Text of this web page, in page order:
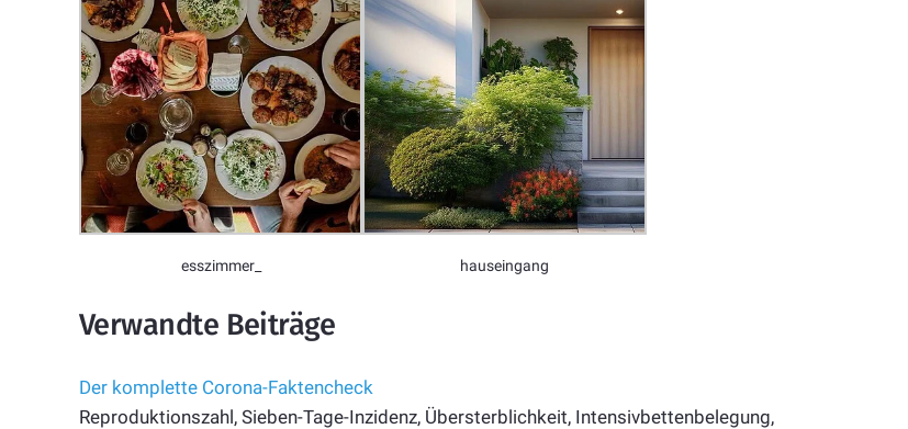
esszimmer_ hauseingang
Verwandte Beiträge
Der komplette Corona-Faktencheck
Reproduktionszahl, Sieben-Tage-Inzidenz, Übersterblichkeit, Intensivbettenbelegung,